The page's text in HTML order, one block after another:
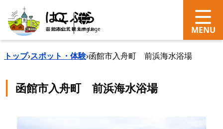
search Language
トップ›スポット・体験›函館市入舟町 前浜海水浴場
函館市入舟町 前浜海水浴場